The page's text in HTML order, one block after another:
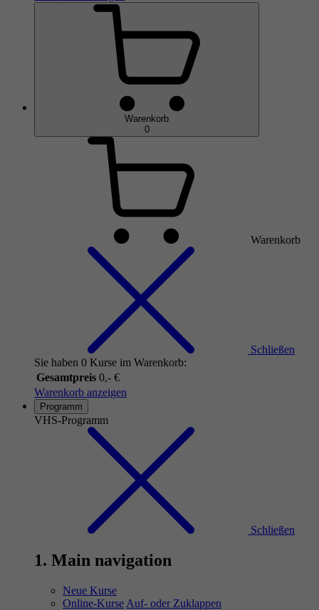
Warenkorb
0
Warenkorb
Schließen
Sie haben 0 Kurse im Warenkorb:
Gesamtpreis 0,- €
Warenkorb anzeigen
Programm
VHS-Programm
Schließen
1. Main navigation
Neue Kurse
Online-Kurse Auf- oder Zuklappen